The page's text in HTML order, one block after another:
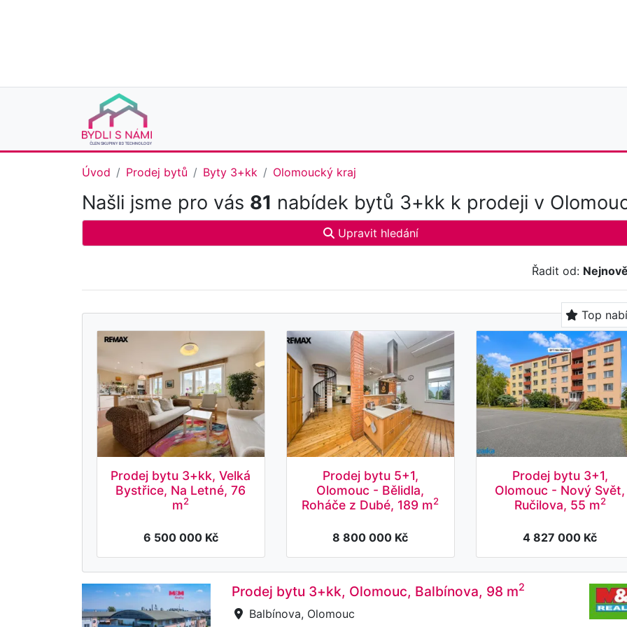
Úvod Prodej bytů Byty 3+kk Olomoucký kraj
Našli jsme pro vás 81 nabídek bytů 3+kk k prodeji v
Upravit hledání
Řadit od:
Top
Prodej bytu 3+kk, Velká
Bystřice, Na Letné, 76
m2
6 500 000 Kč
Prodej bytu 5+1,
Olomouc - Bělidla,
Roháče z Dubé, 189 m2
8 800 000 Kč
Prodej bytu 3+1,
Olomouc - Nový Svět,
Ručilova, 55 m2
4 827 000 Kč
Prodej bytu 3+kk, Olomouc, Balbínova, 98 m2
Balbínova, Olomouc